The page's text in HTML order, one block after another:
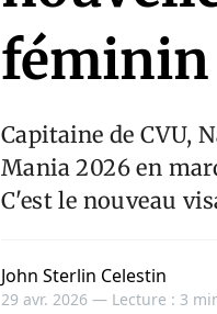
Capitaine de CVU,
Mania 2026 en
C'est le nouveau
John Sterlin Celestin
29 avr. 2026 — Lecture : 3